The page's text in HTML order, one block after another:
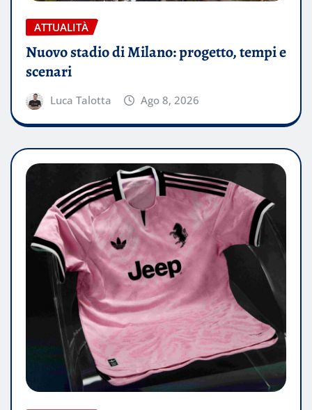
ATTUALITÀ
Nuovo stadio di Milano: progetto, tempi e
scenari
Luca Talotta Ago 8, 2026